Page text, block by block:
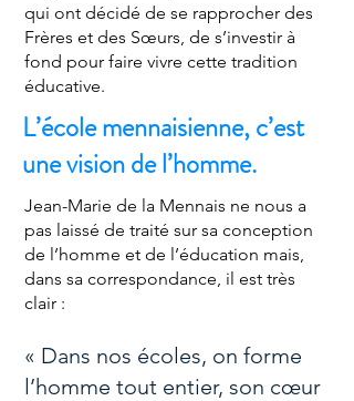
qui ont décidé de se rapprocher des
Frères et des Sœurs, de s’investir à
fond pour faire vivre cette tradition
éducative.
L’école mennaisienne, c’est
une vision de l’homme.
Jean-Marie de la Mennais ne nous a
pas laissé de traité sur sa conception
de l’homme et de l’éducation mais,
dans sa correspondance, il est très
clair :
« Dans nos écoles, on forme
l’homme tout entier, son cœur